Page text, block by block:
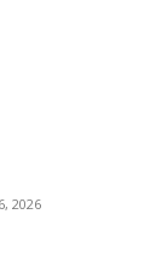
2026